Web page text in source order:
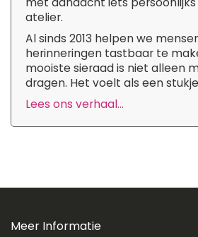
atelier.
Al sinds 2013 helpen we
herinneringen tastbaar te
mooiste sieraad is niet alleen
dragen. Het voelt als een
Lees ons verhaal...
Meer Informatie